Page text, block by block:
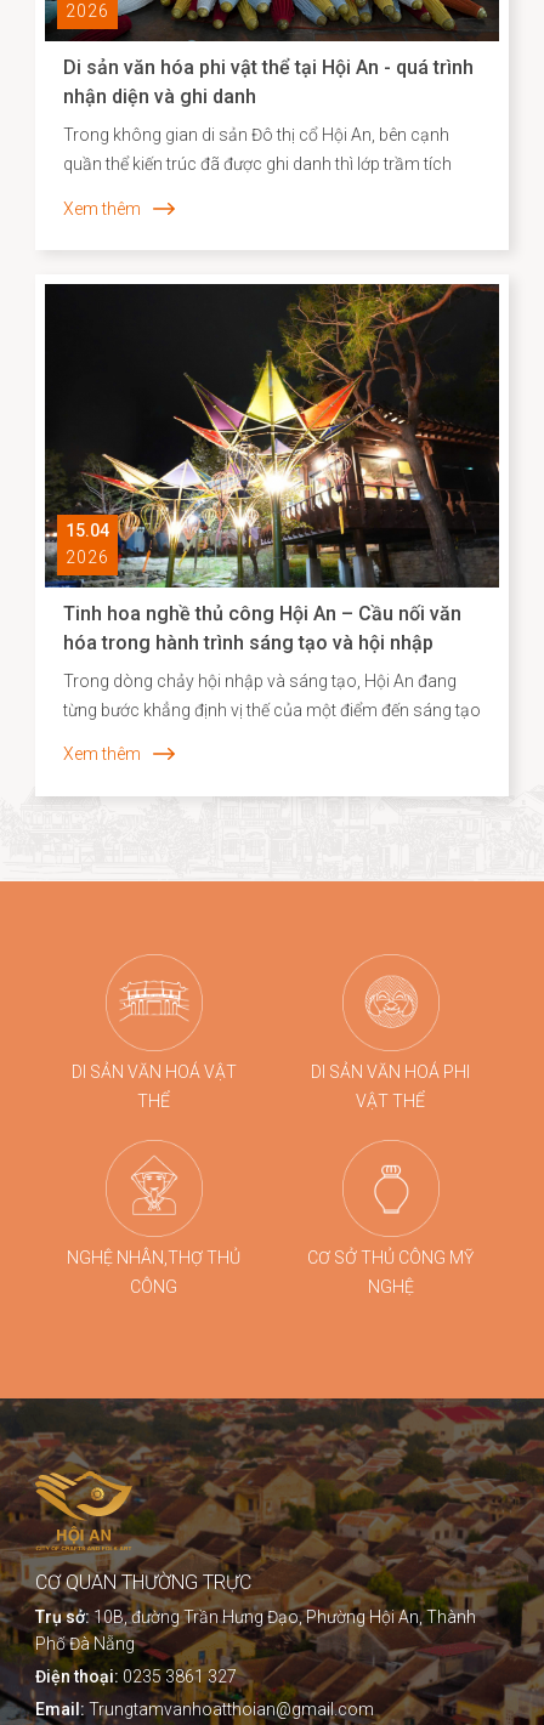
2026
Di sản văn hóa phi vật thể tại Hội An - quá trình
nhận diện và ghi danh
Trong không gian di sản Đô thị cổ Hội An, bên cạnh
quần thể kiến trúc đã được ghi danh thì lớp trầm tích
và năng lực sáng tạo của cộng đồng cư dân địa
phương. Những năm gần đây, công tác kiểm kê, nhận
diện và xây dựng hồ sơ khoa học đối với các Di sản văn
hóa phi vật thể đã được triển khai một cách hệ thống,
góp phần định hình cơ sở dữ liệu quan trọng cho chiến
lược bảo tồn và phát huy giá trị di sản trong bối cảnh
Xem thêm
15.04
2026
Tinh hoa nghề thủ công Hội An – Cầu nối văn
hóa trong hành trình sáng tạo và hội nhập
Trong dòng chảy hội nhập và sáng tạo, Hội An đang
từng bước khẳng định vị thế của một điểm đến sáng tạo
thức mới mẻ. Năm 2026, dấu ấn ấy tiếp tục được lan
chọn đồng hành cùng các chương trình kích cầu du
Xem thêm
DI SẢN VĂN HOÁ VẬT
THỂ
DI SẢN VĂN HOÁ PHI
VẬT THỂ
NGHỆ NHÂN,THỢ THỦ
CÔNG
CƠ SỞ THỦ CÔNG MỸ
NGHỆ
CƠ QUAN THƯỜNG TRỰC
Trụ sở: 10B, đường Trần Hưng Đạo, Phường Hội An, Thành
Phố Đà Nẵng
Điện thoại: 0235 3861 327
Email: Trungtamvanhoatthoian@gmail.com